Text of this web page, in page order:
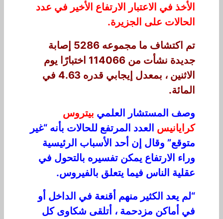
الأخذ في الاعتبار الارتفاع الأخير في عدد
الحالات على الجزيرة.
تم اكتشاف ما مجموعه 5286 إصابة
جديدة نشأت من 114066 اختبارًا يوم
الاثنين ، بمعدل إيجابي قدره 4.63 في
المائة.
وصف المستشار العلمي بيتروس
كرايانيس العدد المرتفع للحالات بأنه “غير
متوقع” وقال إن أحد الأسباب الرئيسية
وراء الارتفاع يمكن تفسيره بالتحول في
عقلية الناس فيما يتعلق بالفيروس.
“لم يعد الكثير منهم أقنعة في الداخل أو
في أماكن مزدحمة ، أتلقى شكاوى كل